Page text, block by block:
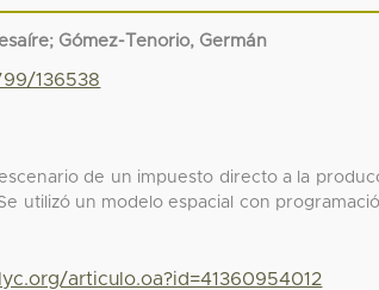
Gómez-Tenorio, Germán
136538
de un impuesto directo a la
utilizó un modelo espacial con
articulo.oa?id=41360954012